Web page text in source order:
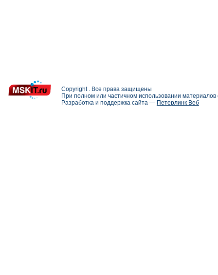
Copyright . Все права защищены
При полном или частичном использовании
Разработка и поддержка сайта — Петерлинк Веб